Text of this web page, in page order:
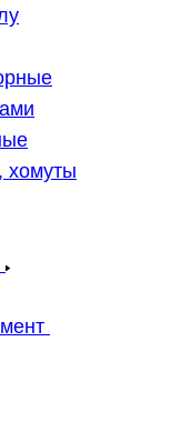
хомуты